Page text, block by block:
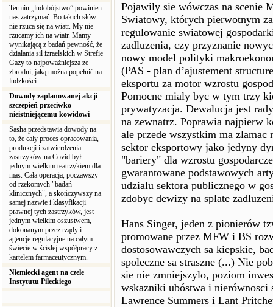
Termin „ludobójstwo” powinien
nas zatrzymać. Bo takich słów
nie rzuca się na wiatr. My nie
rzucamy ich na wiatr. Mamy
wynikającą z badań pewność, że
działania sił izraelskich w Strefie
Gazy to najpoważniejsza ze
zbrodni, jaką można popełnić na
ludzkości.
Dowody zaplanowanej akcji
szczepień przeciwko
nieistniejącemu kowidowi
Sasha przedstawia dowody na
to, że cały proces opracowania,
produkcji i zatwierdzenia
zastrzyków na Covid był
jednym wielkim teatrzykiem dla
mas. Cała operacja, począwszy
od rzekomych "badań
klinicznych", a skończywszy na
samej nazwie i klasyfikacji
prawnej tych zastrzyków, jest
jednym wielkim oszustwem,
dokonanym przez rządy i
agencje regulacyjne na całym
świecie w ścisłej współpracy z
kartelem farmaceutycznym.
Niemiecki agent na czele
Instytutu Pileckiego
Pojawily sie wówczas na scenie
Swiatowy, których pierwotnym
regulowanie swiatowej
zadluzenia, czy przyznanie
nowy model polityki
(PAS - plan d’ajustement
eksportu za motor wzrostu
Pomocne mialy byc w tym trzy
prywatyzacja. Dewalucja jest
na zewnatrz. Poprawia najpierw
ale przede wszystkim ma
sektor eksportowy jako jedyny
"bariery" dla wzrostu
gwarantowane podstawowych
udzialu sektora publicznego w
zdobyc dewizy na splate
Hans Singer, jeden z pionierów
promowane przez MFW i BS
dostosowawczych sa kiepskie,
spoleczne sa straszne (...) Nie
sie nie zmniejszylo, poziom
wskazniki ubóstwa i
Lawrence Summers i Lant